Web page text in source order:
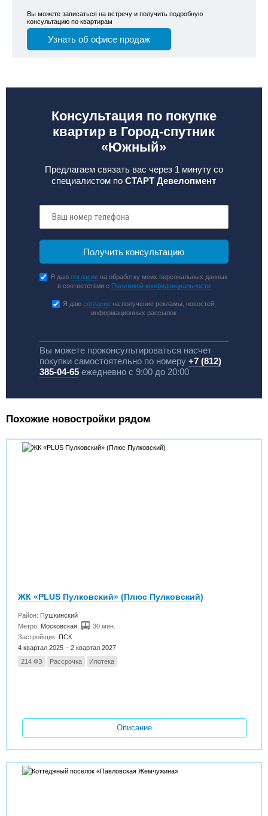
Вы можете записаться на встречу и получить подробную
консультацию по квартирам
Узнать об офисе продаж
Консультация по покупке
квартир в Город-спутник
«Южный»
Предлагаем связать вас через 1 минуту со
специалистом поСТАРТ Девелопмент
Я даюсогласие на обработку моих персональных данных
в соответствии с Политикой конфиденциальности
Я даю согласиена получение рекламы, новостей,
информационных рассылок
Вы можете проконсультироваться насчет
покупки самостоятельно по номеру +7 (812)
385-04-65ежедневно с 9:00 до 20:00
Похожие новостройки рядом
ЖК «PLUS Пулковский» (Плюс Пулковский)
Район: Пушкинский
Метро: Московская
30 мин.
Застройщик: ПСК
4 квартал 2025 – 2 квартал 2027
214 ФЗ
Рассрочка Ипотека
Описание